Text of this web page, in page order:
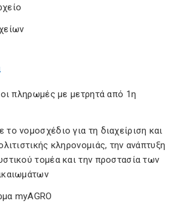
πληρωμές με μετρητά από 1η
νομοσχέδιο για τη διαχείριση και
κληρονομιάς, την ανάπτυξη
τομέα και την προστασία των
myAGRO